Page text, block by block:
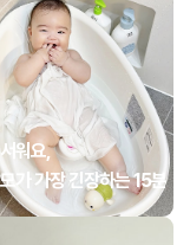
워요,
가 가장 긴장하는 15분